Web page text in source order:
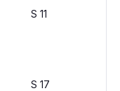
S 11
S 17